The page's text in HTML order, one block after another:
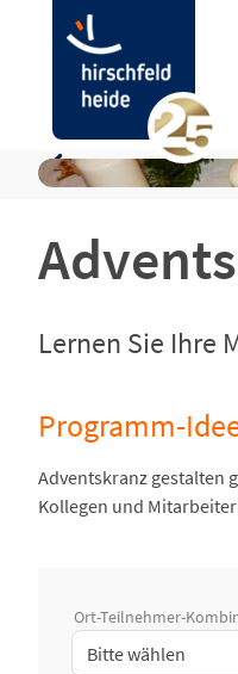
Lernen Sie Ihre
Adventskranz
Programm-Idee
Programm-
Adventskranz gestalten
Kollegen und
Ort-Teilnehmer-